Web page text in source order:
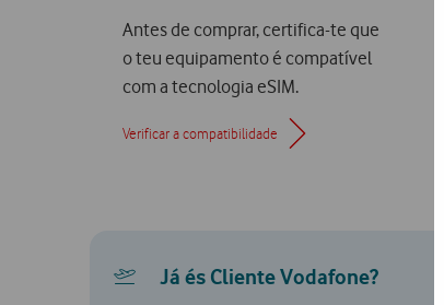
Antes de comprar, certifica-te que
o teu equipamento é compatível
com a tecnologia eSIM.
Verificar a compatibilidade
Já és Cliente Vodafone?